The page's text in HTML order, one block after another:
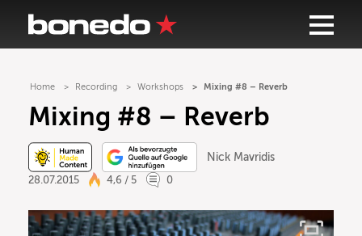
Home Recording Workshops Mixing #8 – Reverb
Mixing #8 – Reverb
Nick Mavridis
28.07.2015
4,6 / 5 0